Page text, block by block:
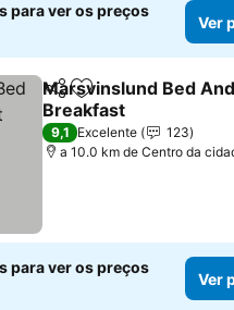
para ver os preços
Ver
PartilharAdicionar aos
Marsvinslund Bed And
Breakfast
Ver preços
9,1 Excelente
123
a 10.0 km de Centro da
para ver os preços
Ver